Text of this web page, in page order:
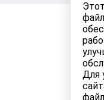
Для